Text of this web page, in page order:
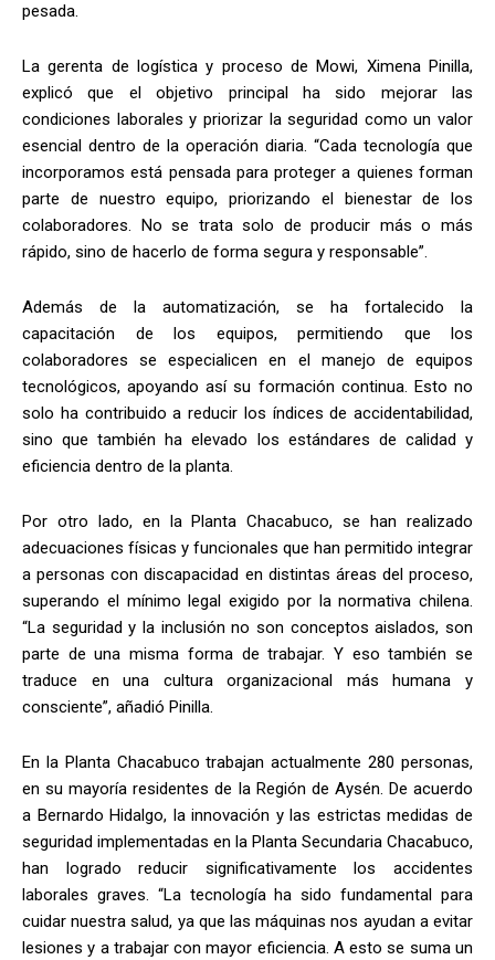
pesada.
La gerenta de logística y proceso de Mowi, Ximena Pinilla,
explicóque el objetivo principal ha sido mejorar las
condiciones laborales y priorizar la seguridad como un valor
esencial dentro de la operación diaria. “Cada tecnología que
incorporamos está pensada para proteger a quienes forman
parte de nuestro equipo, priorizando el bienestar de los
colaboradores. No se trata solo de producir más o más
rápido, sino de hacerlo de forma segura y responsable”.
Además de la automatización, se ha fortalecido la
capacitación de los equipos, permitiendo que los
colaboradores se especialicen en el manejo de equipos
tecnológicos, apoyando así su formación continua. Esto no
solo ha contribuido a reducir los índices de accidentabilidad,
sino que también ha elevado los estándares de calidad y
eficiencia dentro de la planta.
Por otro lado, en la Planta Chacabuco, se han realizado
adecuaciones físicas y funcionales que han permitido integrar
a personas con discapacidad en distintas áreas del proceso,
superando el mínimo legal exigido por la normativa chilena.
“La seguridad y la inclusión no son conceptos aislados, son
parte de una misma forma de trabajar. Y eso también se
traduce en una cultura organizacional más humana y
consciente”, añadió Pinilla.
En la Planta Chacabuco trabajan actualmente 280 personas,
en su mayoría residentes de la Región de Aysén. De acuerdo
a Bernardo Hidalgo, la innovación y las estrictas medidas de
seguridad implementadas en la Planta Secundaria Chacabuco,
han logrado reducir significativamente los accidentes
laborales graves. “La tecnología ha sido fundamental para
cuidar nuestra salud, ya que las máquinas nos ayudan a evitar
lesiones y a trabajar con mayor eficiencia. A esto se suma un